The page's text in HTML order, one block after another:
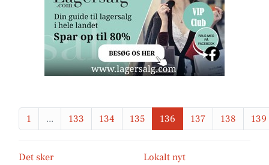
1 ... 133 134 135 136 137 138 139
Det sker
Lokalt nyt